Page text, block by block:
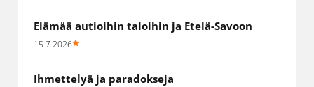
Elämää autioihin taloihin ja Etelä-Savoon
15.7.2026
Ihmettelyä ja paradokseja